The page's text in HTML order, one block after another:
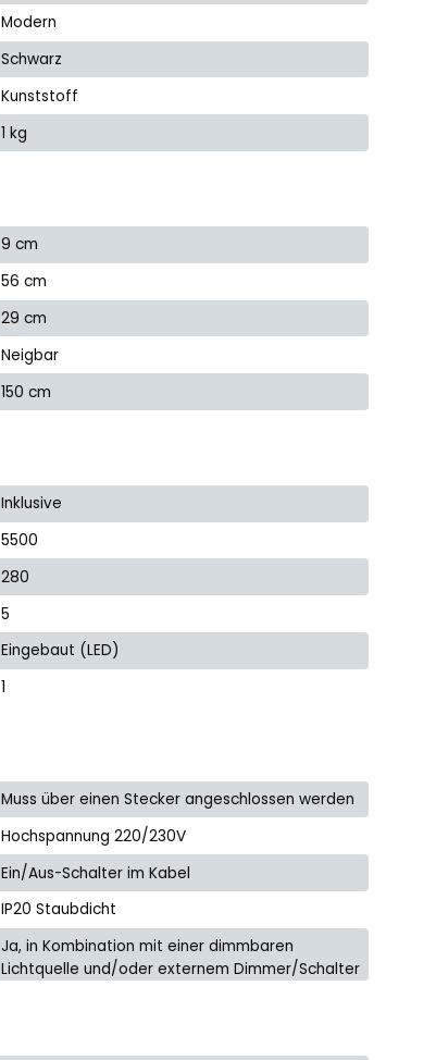
Modern
Schwarz
Kunststoff
1 kg
9 cm
56 cm
29 cm
Neigbar
150 cm
Inklusive
5500
280
5
Eingebaut (LED)
1
Muss über einen Stecker angeschlossen werden
Hochspannung 220/230V
Ein/Aus-Schalter im Kabel
IP20 Staubdicht
Ja, in Kombination mit einer dimmbaren
Lichtquelle und/oder externem Dimmer/Schalter